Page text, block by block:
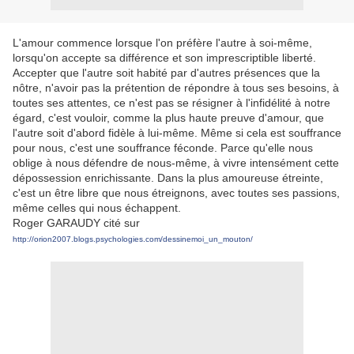
L'amour commence lorsque l'on préfère l'autre à soi-même,
lorsqu'on accepte sa différence et son imprescriptible liberté.
Accepter que l'autre soit habité par d'autres présences que la
nôtre, n'avoir pas la prétention de répondre à tous ses besoins, à
toutes ses attentes, ce n'est pas se résigner à l'infidélité à notre
égard, c'est vouloir, comme la plus haute preuve d'amour, que
l'autre soit d'abord fidèle à lui-même. Même si cela est souffrance
pour nous, c'est une souffrance féconde. Parce qu'elle nous
oblige à nous défendre de nous-même, à vivre intensément cette
dépossession enrichissante. Dans la plus amoureuse étreinte,
c'est un être libre que nous étreignons, avec toutes ses passions,
même celles qui nous échappent.
Roger GARAUDY cité sur
http://orion2007.blogs.psychologies.com/dessinemoi_un_mouton/